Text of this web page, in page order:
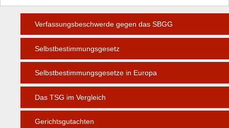
Verfassungsbeschwerde gegen das SBGG
Selbstbestimmungsgesetz
Selbstbestimmungsgesetze in Europa
Das TSG im Vergleich
Gerichtsgutachten